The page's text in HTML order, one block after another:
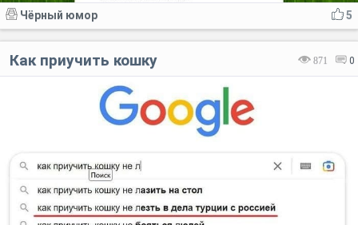
5
Чёрный юмор
871 0
Как приучить кошку